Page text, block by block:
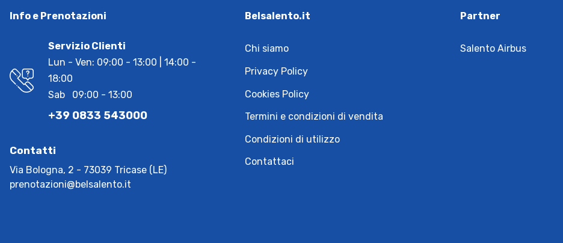
Info e Prenotazioni
Servizio Clienti
Lun - Ven: 09:00 - 13:00 | 14:00 -
18:00
Sab 09:00 - 13:00
+39 0833 543000
Contatti
Via Bologna, 2 - 73039 Tricase (LE)
prenotazioni@belsalento.it
Belsalento.it
Chi siamo
Privacy Policy
Cookies Policy
Termini e condizioni di vendita
Condizioni di utilizzo
Contattaci
Partner
Salento Airbus